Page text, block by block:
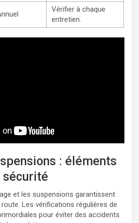
Vérifier à chaque
entretien.
: éléments
sécurité
et les suspensions garantissent
Les vérifications régulières de
pour éviter des accidents